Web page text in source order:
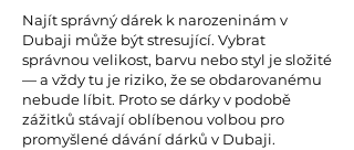
Najít správný dárek k narozeninám v
Dubaji může být stresující. Vybrat
správnou velikost, barvu nebo styl je složité
— a vždy tu je riziko, že se obdarovanému
nebude líbit. Proto se dárky v podobě
zážitků stávají oblíbenou volbou pro
promyšlené dávání dárků v Dubaji.